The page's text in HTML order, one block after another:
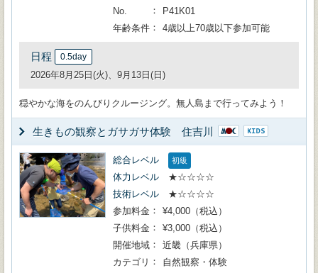
No.
P41K01
年齢条件
4歳以上70歳以下参加可能
日程 0.5day
2026年8月25日(火)、9月13日(日)
穏やかな海をのんびりクルージング。無人島まで行ってみよう！
生きもの観察とガサガサ体験 住吉川
総合レベル 初級
体力レベル
★☆☆☆☆
技術レベル
★☆☆☆☆
参加料金
¥4,000（税込）
子供料金
¥3,000（税込）
開催地域
近畿（兵庫県）
カテゴリ
自然観察・体験